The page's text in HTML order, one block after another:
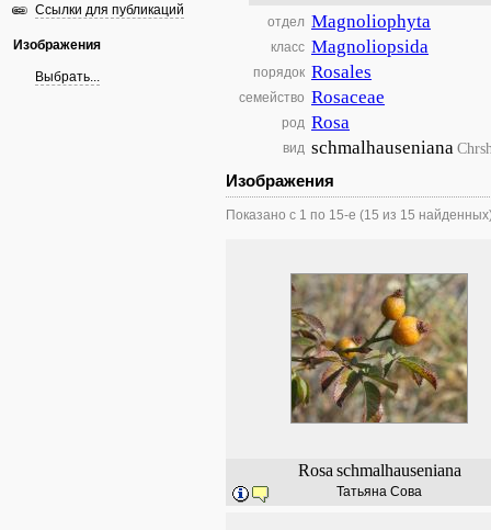
Ссылки для публикаций
Изображения
Выбрать...
отдел Magnoliophyta
класс Magnoliopsida
порядок Rosales
семейство Rosaceae
род Rosa
вид schmalhauseniana
Изображения
Показано с 1 по 15-е (15 из 15
Rosa schmalhauseniana
Татьяна Сова